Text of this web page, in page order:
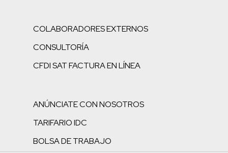
COLABORADORES EXTERNOS
CONSULTORÍA
CFDI SAT FACTURA EN LÍNEA
ANÚNCIATE CON NOSOTROS
TARIFARIO IDC
BOLSA DE TRABAJO